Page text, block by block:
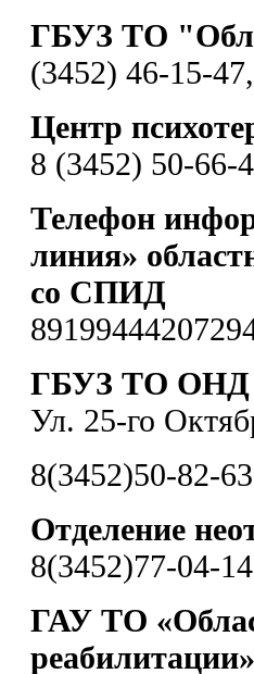
ГБУЗ ТО
(3452) 46-15-
Центр
8 (3452) 50-66-
Телефон
линия»
со СПИД
ГБУЗ ТО ОНД
Ул. 25-го
8(3452)50-82-63
Отделение
8(3452)77-04-14
ГАУ ТО
реабилитации»